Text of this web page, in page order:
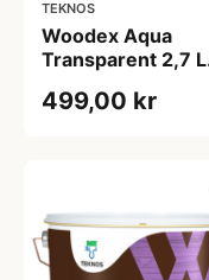
TEKNOS
Woodex Aqua
Transparent 2,7 L
499,00 kr